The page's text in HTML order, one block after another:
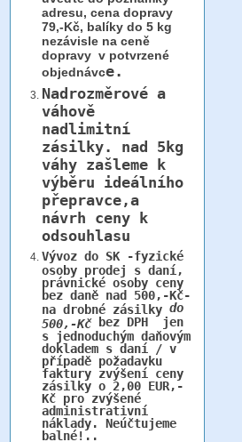
adresu, cena dopravy
79,-Kč, balíky do 5 kg
nezávisle na ceně
dopravy v potvrzené
objednávce.
Nadrozměrové a
váhově
nadlimitní
zásilky. nad 5kg
váhy zašleme k
výběru ideálního
přepravce,a
návrh ceny k
odsouhlasu
Vývoz do SK -fyzické
osoby prodej s daní,
právnické osoby ceny
bez daně nad 500,-Kč-
na drobné zásilky do
500,-Kčbez DPH jen
s jednoduchým daňovým
dokladem s daní / v
případě požadavku
faktury zvýšení ceny
zásilky o 2,00 EUR,-
Kč pro zvýšené
administrativní
náklady. Neúčtujeme
balné!..